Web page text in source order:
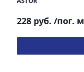
228 руб. /пог. м